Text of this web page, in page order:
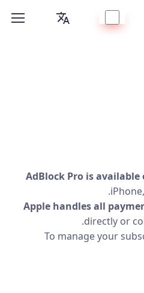
AdBlock Pro is
Apple handles all
directly or
To manage your